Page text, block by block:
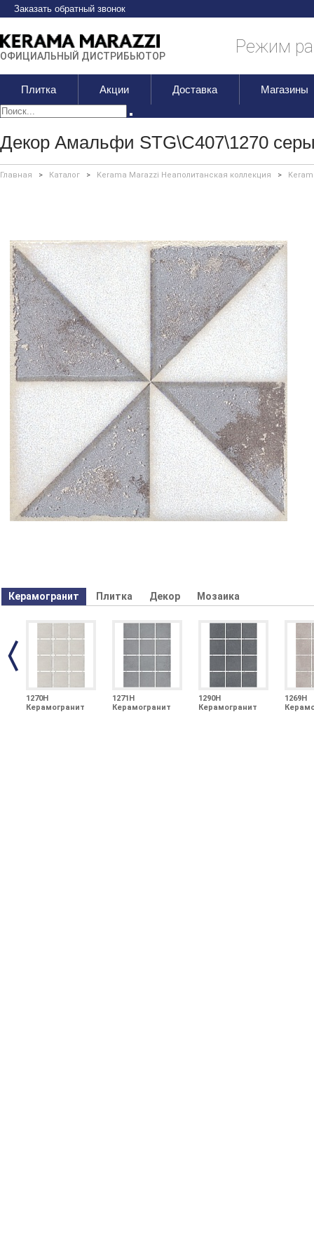
Заказать обратный звонок
ОФИЦИАЛЬНЫЙ ДИСТРИБЬЮТОР Режим
Плитка Акции Доставка Магазины
Декор Амальфи STG\C407\1270
Главная > Каталог > Kerama Marazzi Неаполитанская коллекция >
Керамогранит Плитка Декор Мозаика
1270H
Керамогранит
1271H
Керамогранит
1290H
Керамогранит
1269H